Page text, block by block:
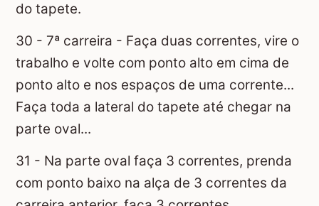
do tapete.
30 - 7ª carreira - Faça duas correntes, vire o
trabalho e volte com ponto alto em cima de
ponto alto e nos espaços de uma corrente...
Faça toda a lateral do tapete até chegar na
parte oval...
31 - Na parte oval faça 3 correntes, prenda
com ponto baixo na alça de 3 correntes da